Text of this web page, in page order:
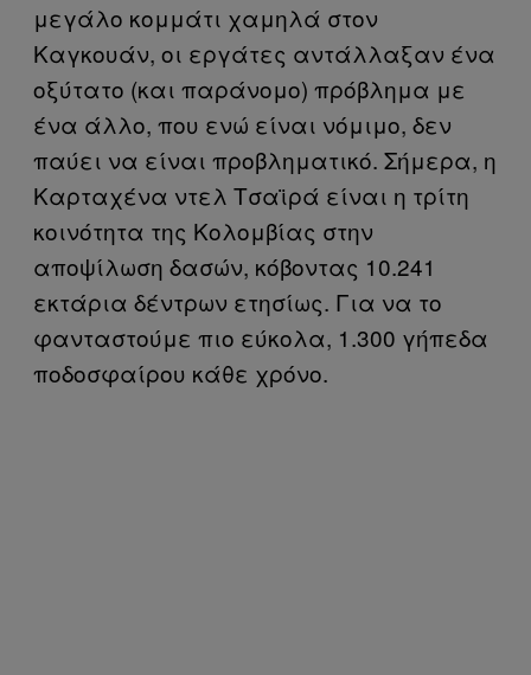
μεγάλο κομμάτι χαμηλά στον
Καγκουάν, οι εργάτες αντάλλαξαν ένα
οξύτατο (και παράνομο) πρόβλημα με
ένα άλλο, που ενώ είναι νόμιμο, δεν
παύει να είναι προβληματικό. Σήμερα, η
Καρταχένα ντελ Τσαϊρά είναι η τρίτη
κοινότητα της Κολομβίας στην
αποψίλωση δασών, κόβοντας 10.241
εκτάρια δέντρων ετησίως. Για να το
φανταστούμε πιο εύκολα, 1.300 γήπεδα
ποδοσφαίρου κάθε χρόνο.